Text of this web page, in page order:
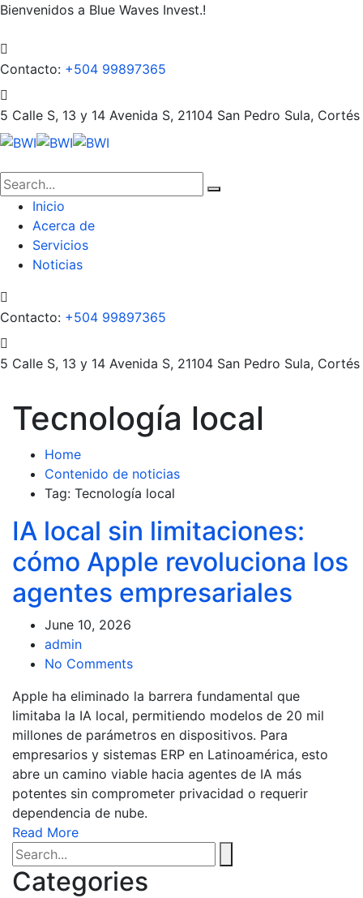
Bienvenidos a Blue Waves Invest.!
Contacto: +504 99897365
5 Calle S, 13 y 14 Avenida S, 21104 San Pedro Sula, Cortés
Inicio
Acerca de
Servicios
Noticias
Contacto: +504 99897365
5 Calle S, 13 y 14 Avenida S, 21104 San Pedro Sula, Cortés
Tecnología local
Home
Contenido de noticias
Tag: Tecnología local
IA local sin limitaciones:
cómo Apple revoluciona los
agentes empresariales
June 10, 2026
admin
No Comments
Apple ha eliminado la barrera fundamental que
limitaba la IA local, permitiendo modelos de 20 mil
millones de parámetros en dispositivos. Para
empresarios y sistemas ERP en Latinoamérica, esto
abre un camino viable hacia agentes de IA más
potentes sin comprometer privacidad o requerir
dependencia de nube.
Read More
Categories